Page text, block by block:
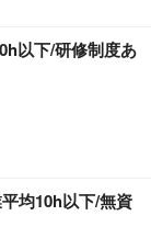
以下/研修制度あ
均10h以下/無資